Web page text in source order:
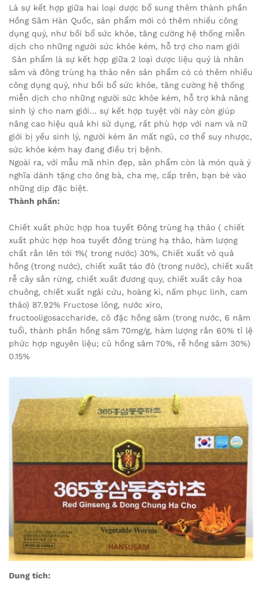
Là sự kết hợp giữa hai loại dược bổ sung thêm thành phần
Hồng Sâm Hàn Quốc, sản phẩm mới có thêm nhiều công
dụng quý, như bồi bổ sức khỏe, tăng cường hệ thống miễn
dịch cho những người sức khỏe kém, hỗ trợ cho nam giới
Sản phẩm là sự kết hợp giữa 2 loại dược liệu quý là nhân
sâm và đông trùng hạ thảo nên sản phẩm có có thêm nhiều
công dụng quý, như bồi bổ sức khỏe, tăng cường hệ thống
miễn dịch cho những người sức khỏe kém, hỗ trợ khả năng
sinh lý cho nam giới… sự kết hợp tuyệt vời này còn giúp
nâng cao hiệu quả khi sử dụng, rất phù hợp với nam và nữ
giới bị yếu sinh lý, người kém ăn mất ngủ, cơ thể suy nhược,
sức khỏe kém hay đang điều trị bệnh.
Ngoài ra, với mẫu mã nhìn đẹp, sản phẩm còn là món quà ý
nghĩa dành tặng cho ông bà, cha mẹ, cấp trên, bạn bè vào
những dịp đặc biệt.
Thành phần:
Chiết xuất phức hợp hoa tuyết Đông trùng hạ thảo ( chiết
xuất phức hợp hoa tuyết đông trùng hạ thảo, hàm lượng
chất rắn lên tới 1%( trong nước) 30%, Chiết xuất vỏ quả
hồng (trong nước), chiết xuất táo đỏ (trong nước), chiết xuất
rễ cây sắn rừng, chiết xuất đương quy, chiết xuất cây hoa
chuông, chiết xuất ngải cứu, hoàng kì, nấm phục linh, cam
thảo) 87.92% Fructose lỏng, nước xiro,
fructooligosaccharide, cô đặc hồng sâm (trong nước, 6 năm
tuổi, thành phần hồng sâm 70mg/g, hàm lượng rắn 60% tỉ lệ
phức hợp nguyên liệu; củ hồng sâm 70%, rễ hồng sâm 30%)
0.15%
Dung tích: